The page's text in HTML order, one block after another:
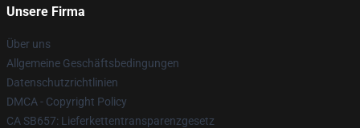
Unsere Firma
Über uns
Allgemeine Geschäftsbedingungen
Datenschutzrichtlinien
DMCA - Copyright Policy
CA SB657: Lieferkettentransparenzgesetz